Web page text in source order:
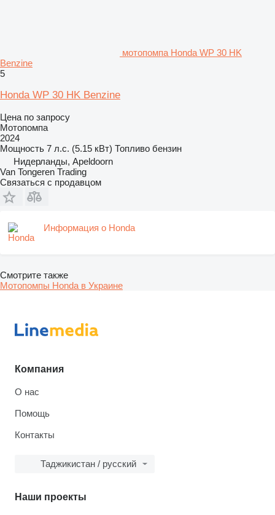
мотопомпа Honda WP 30 HK
Benzine
5
Honda WP 30 HK Benzine
Цена по запросу
Мотопомпа
2024
Мощность 7 л.с. (5.15 кВт) Топливо бензин
Нидерланды, Apeldoorn
Van Tongeren Trading
Связаться с продавцом
Информация о Honda
Смотрите также
Мотопомпы Honda в Украине
Компания
О нас
Помощь
Контакты
Таджикистан / русский
Наши проекты